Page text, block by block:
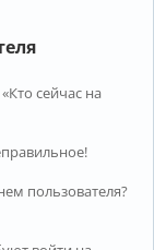
сейчас на
пользователя?